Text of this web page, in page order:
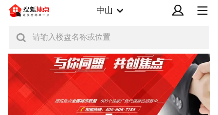
中山
请输入楼盘名称或位置